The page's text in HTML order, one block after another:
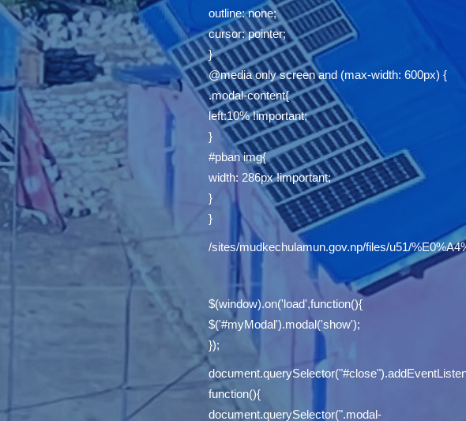
outline: none;
cursor: pointer;
}
@media only screen and (max-width: 600px) {
.modal-content{
left:10% !important;
}
#pban img{
width: 286px !important;
}
}
/sites/mudkechulamun.gov.np/files/u51/
$(window).on('load',function(){
$('#myModal').modal('show');
});
function(){
document.querySelector(".modal-